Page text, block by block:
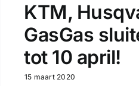
KTM,
GasGas
tot 10 april!
15 maart 2020